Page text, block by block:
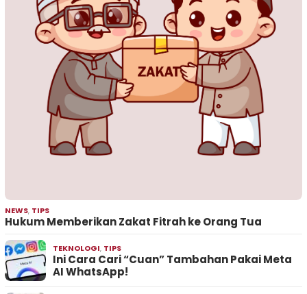
NEWS, TIPS
Hukum Memberikan Zakat Fitrah ke Orang Tua
TEKNOLOGI, TIPS
Ini Cara Cari “Cuan” Tambahan Pakai Meta
AI WhatsApp!